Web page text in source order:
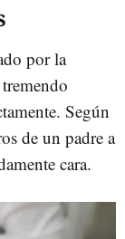
por la
Según
de un padre a
cara.